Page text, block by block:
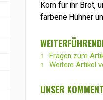
Korn für ihr Brot,
farbene Hühner
Fragen zum
Weitere Artikel
UNSER